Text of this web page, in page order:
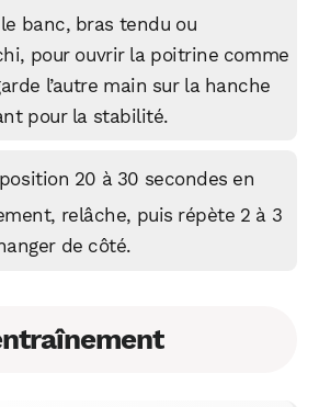
banc, bras tendu ou
pour ouvrir la poitrine comme
l’autre main sur la hanche
pour la stabilité.​​
20 à 30 secondes en
relâche, puis répète 2 à 3
de côté.
X